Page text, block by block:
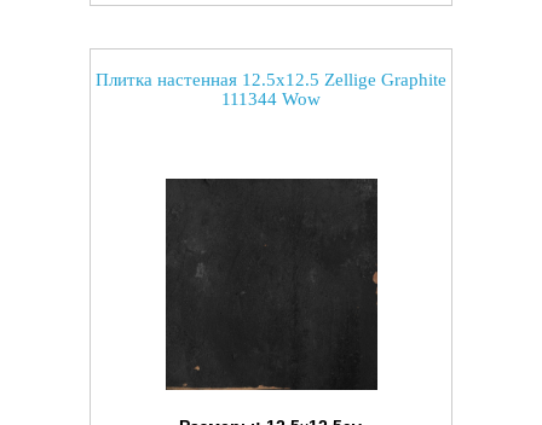
Плитка настенная 12.5x12.5 Zellige Graphite
111344 Wow